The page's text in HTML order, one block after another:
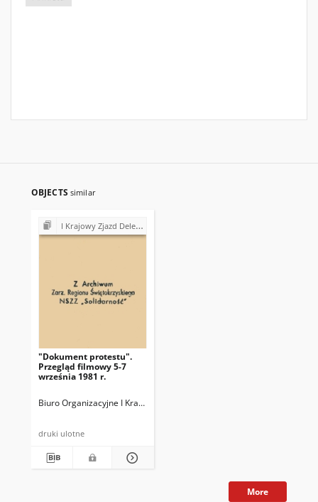
OBJECTS similar
I Krajowy Zjazd Delegatów NSZZ "Solidarność" (1981)
"Dokument protestu".
Przegląd filmowy 5-7
września 1981 r.
Biuro Organizacyjne I Krajowego Zjazdu Delegatów NSZZ "Solidarność"
druki ulotne
More